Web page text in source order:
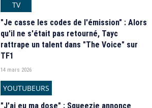
TV
"Je casse les codes de l'émission" : Alors
qu'il ne s'était pas retourné, Tayc
rattrape un talent dans "The Voice" sur
TF1
14 mars 2026
YOUTUBEURS
"J'ai eu ma dose" : Squeezie annonce